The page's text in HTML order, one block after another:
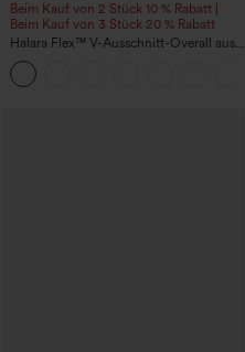
Beim Kauf von 2 Stück 10 % Rabatt |
Beim Kauf von 3 Stück 20 % Rabatt
Halara Flex™ V-Ausschnitt-Overall aus
gewaschenem Denim mit Taschen –
lässig